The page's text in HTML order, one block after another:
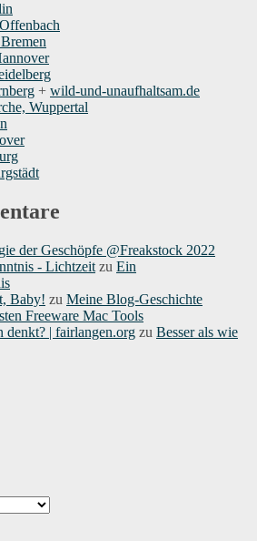
+ wild-und-unaufhaltsam.de
Wuppertal
der Geschöpfe @Freakstock 2022
- Lichtzeit zu Ein
Baby! zu Meine Blog-Geschichte
Freeware Mac Tools
denkt? | fairlangen.org zu Besser als wie